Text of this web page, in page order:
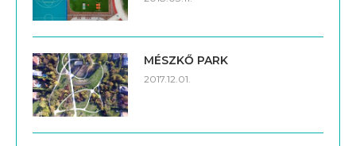
MÉSZKŐ PARK
2017.12.01.